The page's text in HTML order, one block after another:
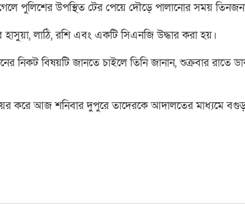
গেলে পুলিশের উপস্থিত টের পেয়ে দৌড়ে পালানোর সময়
লাঠি, রশি এবং একটি সিএনজি উদ্ধার করা হয়।
নিকট বিষয়টি জানতে চাইলে তিনি জানান, শুক্রবার রাতে
করে আজ শনিবার দুপুরে তাদেরকে আদালতের মাধ্যমে বগুড়া